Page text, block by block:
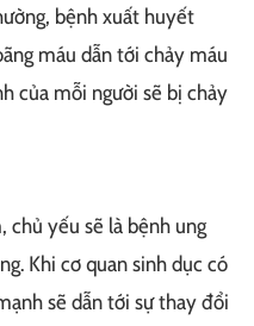
bệnh xuất huyết
máu dẫn tới chảy máu
của mỗi người sẽ bị chảy
chủ yếu sẽ là bệnh ung
Khi cơ quan sinh dục có
sẽ dẫn tới sự thay đổi